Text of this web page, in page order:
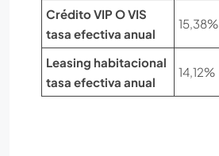
Crédito VIP O VIS
tasa efectiva anual
15,38%
Leasing habitacional
tasa efectiva anual
14,12%